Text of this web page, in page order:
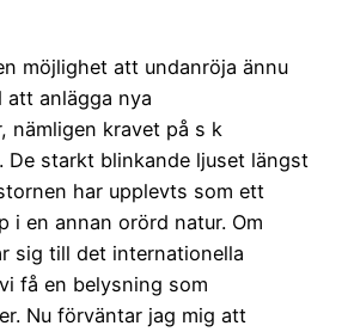
möjlighet att undanröja ännu
att anlägga nya
nämligen kravet på s k
De starkt blinkande ljuset längst
har upplevts som ett
i en annan orörd natur. Om
sig till det internationella
få en belysning som
Nu förväntar jag mig att